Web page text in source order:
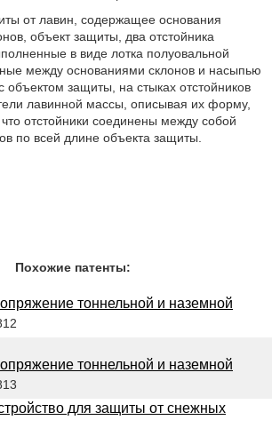
от лавин, содержащее основания
объект защиты, два отстойника
в виде лотка полуовальной
между основаниями склонов и насыпью
объектом защиты, на стыках отстойников
лавинной массы, описывая их форму,
отстойники соединены между собой
по всей длине объекта защиты.
Похожие патенты:
тоннельной и наземной
тоннельной и наземной
для защиты от снежных